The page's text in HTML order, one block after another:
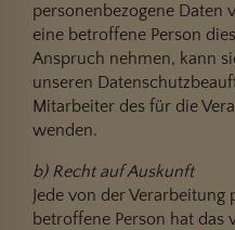
personenbezogene Daten
eine betroffene Person
Anspruch nehmen, kann
unseren
Mitarbeiter des für die
wenden.
b) Recht auf Auskunft
Jede von der Verarbeitung
betroffene Person hat das